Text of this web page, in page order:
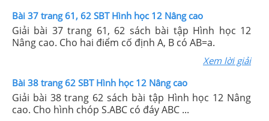
Bài 37 trang 61, 62 SBT Hình học 12 Nâng cao
Giải bài 37 trang 61, 62 sách bài tập Hình học 12
Nâng cao. Cho hai điểm cố định A, B có AB=a.
Xem lời giải
Bài 38 trang 62 SBT Hình học 12 Nâng cao
Giải bài 38 trang 62 sách bài tập Hình học 12 Nâng
cao. Cho hình chóp S.ABC có đáy ABC ...